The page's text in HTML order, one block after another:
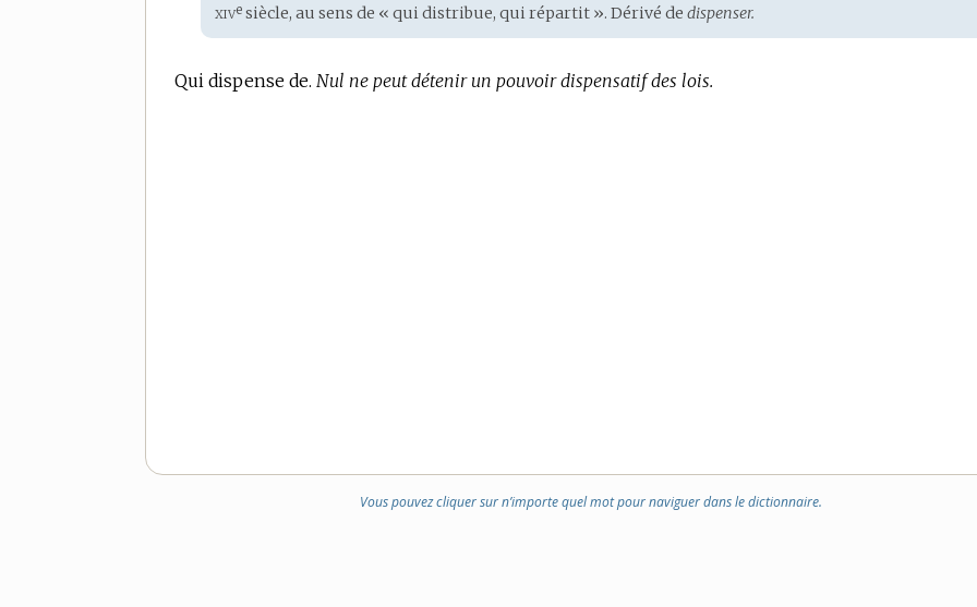
Étymologie
:
xive siècle, au sens de « qui distribue, qui répartit ». Dérivé dedispenser.
Qui dispense de. Nul ne peut détenir un pouvoir dispensatif des lois.
Vous pouvez cliquer sur n’importe quel mot pour naviguer dans le dictionnaire.